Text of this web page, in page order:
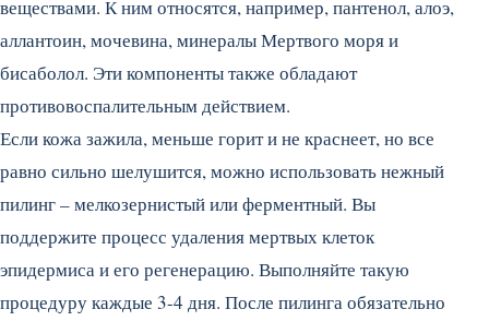
веществами. К ним относятся, например, пантенол, алоэ,
аллантоин, мочевина, минералы Мертвого моря и
бисаболол. Эти компоненты также обладают
противовоспалительным действием.
Если кожа зажила, меньше горит и не краснеет, но все
равно сильно шелушится, можно использовать нежный
пилинг – мелкозернистый или ферментный. Вы
поддержите процесс удаления мертвых клеток
эпидермиса и его регенерацию. Выполняйте такую
процедуру каждые 3-4 дня. После пилинга обязательно